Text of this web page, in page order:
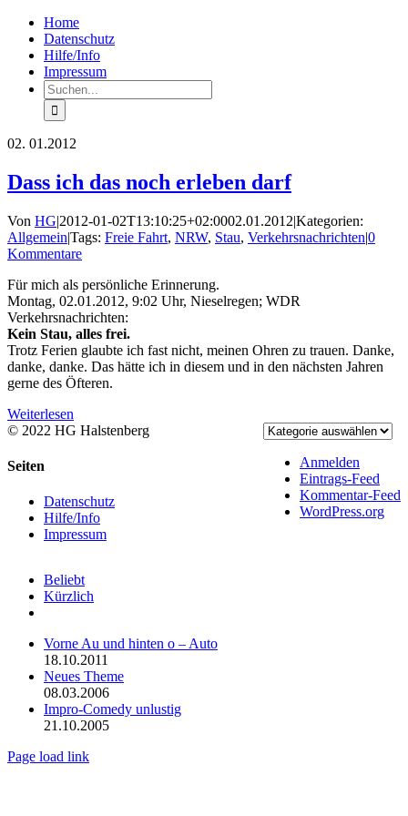
Zum
Inhalt
springen
FacebookHome
Datenschutz
Hilfe/Info
Impressum
Suche
nach:
02. 01.2012
Dass ich das noch erleben darf
Von HG|2012-01-02T13:10:25+02:0002.01.2012|Kategorien:
Allgemein|Tags: Freie Fahrt, NRW, Stau, Verkehrsnachrichten|0
Kommentare
Für mich als persönliche Erinnerung.
Montag, 02.01.2012, 9:02 Uhr, Nieselregen; WDR
Verkehrsnachrichten:
Kein Stau, alles frei.
Trotz Ferien glaubte ich fast nicht, meinen Ohren zu trauen. Danke,
danke, danke. Das hätte ich in diesem und in den nächsten Jahren
gerne des Öfteren.
Weiterlesen
Anmelden
Eintrags-Feed
Kommentar-Feed
WordPress.org
© 2022 HG Halstenberg
Toggle
Area
Seiten
Datenschutz
Hilfe/Info
Impressum
Beliebt
Kürzlich
Vorne Au und hinten o – Auto
18.10.2011
Neues Theme
08.03.2006
Impro-Comedy unlustig
21.10.2005
Page load link